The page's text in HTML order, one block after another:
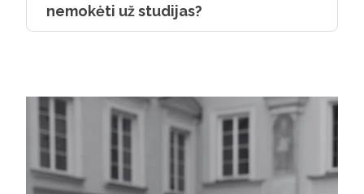
nemokėti už studijas?